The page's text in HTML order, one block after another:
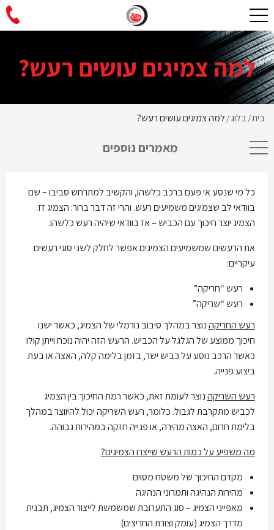
למה צמיגים עושים רעש?
בית/בלוג/ למה צמיגים עושים רעש?
מאמרים נוספים
כל מי שנסע אי פעם ברכב כלשהו, והקשיב למתרחש סביבו – שם
בוודאי לב שצמיגים משמיעים רעש. והרי זה דבר ברור: הצמיג זז.
הצמיג יוצר חיכוך עם הכביש – אז בוודאי שיהיה רעש כלשהו.
את הרעשים שמשמיעים הצמיגים אפשר לחלק לשני סוגי רעשים
עיקריים:
רעש “חריקה”
רעש “שריקה”
רעש החריקהנוצר במהלך סיבוב נורמלי של הצמיג, כאשר ישנו
חיכוך ממוצע של הגלגל על הכביש. הרעש הזה יהיה נוכח וייתן קולו
כאשר הרכב נוסע על כביש ישר, בזמן בלימה קלה, האצה או בעת
ביצוע פנייה.
רעש השריקהנוצר לעומת זאת, כאשר רמת החיכוך בין הצמיג
לכביש מתקרבת לגבול. כלומר, רעש השריקה יכול להיווצר במהלך
בלימת חרום, האצה מהירה, או פנייה חזקה במהירות גבוהה.
מה משפיע על כמות הרעש שייצרו הצמיגים?
מקדם החיכוך של משטח מסוים
מהירות הנהיגה ותמרוני הנהיגה
מאפייני הצמיג – סוג התערובת שמשמשת לייצור הצמיג, תבנית
מדרך הצמיג (עומק וצורת החריצים)